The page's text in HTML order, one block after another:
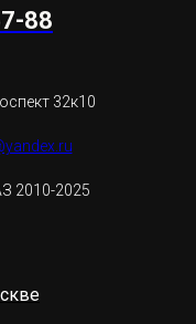
88
32к10
2025